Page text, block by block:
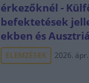
érkezőknél -
befektetések
ekben és
ELEMZÉSEK 2026.